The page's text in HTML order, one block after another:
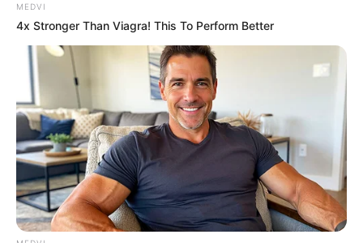
Politics
Bollywood 239
Crime
Vadodara
Delhi 76
Money 75
Sport 61
Story 60
Uncategorized 56
MEDVI
4x Stronger Than Viagra! This To Perform Better